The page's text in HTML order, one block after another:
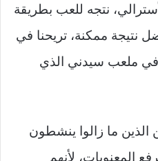
نتجه للعب بطريقة
نتيجة ممكنة، تريحنا في
في ملعب سيدني الذي
الذين ما زالوا ينشطون
المعنويات، لأنهم